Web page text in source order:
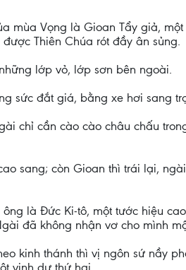
mùa Vọng là Gioan Tẩy giả,
Thiên Chúa rót đầy ân sủng.
lớp vỏ, lớp sơn bên ngoài.
đắt giá, bằng xe hơi sang
chỉ cần cào cào châu chấu
sang; còn Gioan thì trái lại,
là Đức Ki-tô, một tước hiệu
đã không nhận vơ cho mình
kinh thánh thì vị ngôn sứ nầy
vinh dự thứ hai.